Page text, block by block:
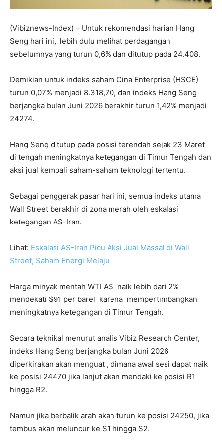
(Vibiznews-Index) – Untuk rekomendasi harian Hang
Seng hari ini, lebih dulu melihat perdagangan
sebelumnya yang turun 0,6% dan ditutup pada 24.408.
Demikian untuk indeks saham Cina Enterprise (HSCE)
turun 0,07% menjadi 8.318,70, dan indeks Hang Seng
berjangka bulan Juni 2026 berakhir turun 1,42% menjadi
24274.
Hang Seng ditutup pada posisi terendah sejak 23 Maret
di tengah meningkatnya ketegangan di Timur Tengah dan
aksi jual kembali saham-saham teknologi tertentu.
Sebagai penggerak pasar hari ini, semua indeks utama
Wall Street berakhir di zona merah oleh eskalasi
ketegangan AS-Iran.
Lihat: Eskalasi AS-Iran Picu Aksi Jual Massal di Wall
Street, Saham Energi Melaju
Harga minyak mentah WTI AS naik lebih dari 2%
mendekati $91 per barel karena mempertimbangkan
meningkatnya ketegangan di Timur Tengah.
Secara teknikal menurut analis Vibiz Research Center,
indeks Hang Seng berjangka bulan Juni 2026
diperkirakan akan menguat , dimana awal sesi dapat naik
ke posisi 24470 jika lanjut akan mendaki ke posisi R1
hingga R2.
Namun jika berbalik arah akan turun ke posisi 24250, jika
tembus akan meluncur ke S1 hingga S2.